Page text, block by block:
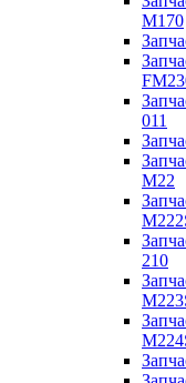
M170
011
M22
210